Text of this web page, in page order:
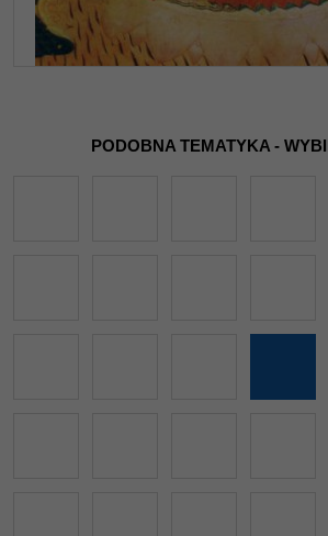
PODOBNA TEMATYKA -